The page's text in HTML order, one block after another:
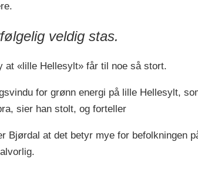
veldig stas.
at «lille Hellesylt» får til noe så stort.
for grønn energi på lille Hellesylt,
sier han stolt, og forteller
Bjørdal at det betyr mye for befolkningen